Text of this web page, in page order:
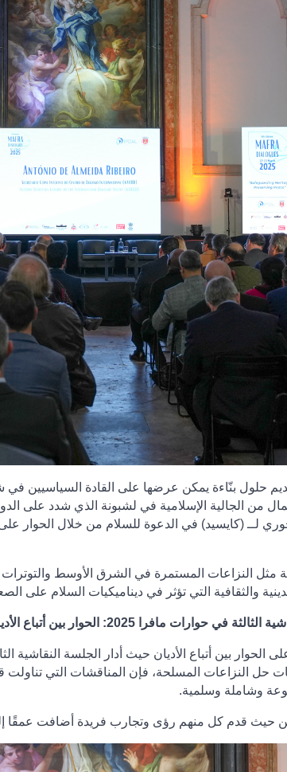
حلول بنّاءة يمكن عرضها على القادة السياسيين
من الجالية الإسلامية في لشبونة الذي شدد على الدور
لــ (كايسيد) في الدعوة للسلام من خلال الحوار
النزاعات المستمرة في الشرق الأوسط
والثقافية التي تؤثر في ديناميكيات السلام على
2025: الحوار بين أتباع الأديان
والتركيز على الحوار بين أتباع الأديان حيث أدار
حل النزاعات المسلحة، فإن المناقشات التي تناولت
وشاملة وسلمية.
قدم كل منهم رؤى وتجارب فريدة أضافت عمقًا